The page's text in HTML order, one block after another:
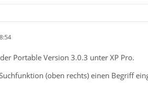
Portable Version 3.0.3 unter XP Pro.
(oben rechts) einen Begriff